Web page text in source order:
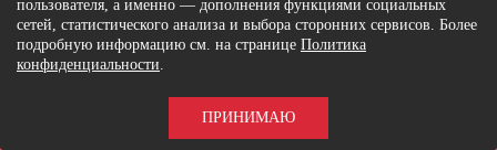
© 2016-2026 «Dverskoy bulvar»
© 2016-2026 «Дверской бульвар»
МЕНЮ
пользователя, а именно — дополнения функциями социальных
сетей, статистического анализа и выбора сторонних сервисов. Более
подробную информацию см. на странице Политика
конфиденциальности.
ПРИНИМАЮ